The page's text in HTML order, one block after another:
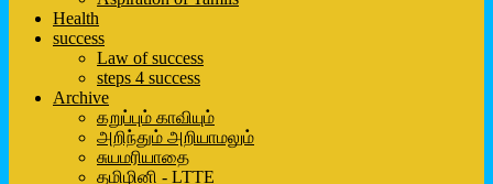
Health
success
Law of success
steps 4 success
Archive
கறுப்பும் காவியும்
அறிந்தும் அறியாமலும்
சுயமரியாதை
தமிழினி - LTTE